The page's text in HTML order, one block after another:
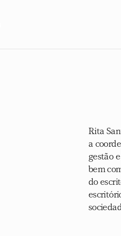
Rita
a
gestão
bem
do